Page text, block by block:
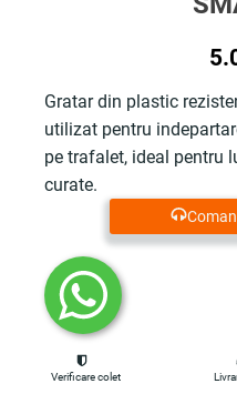
Gratar din plastic
utilizat pentru
pe trafalet, ideal pentru
curate.
Verificare colet